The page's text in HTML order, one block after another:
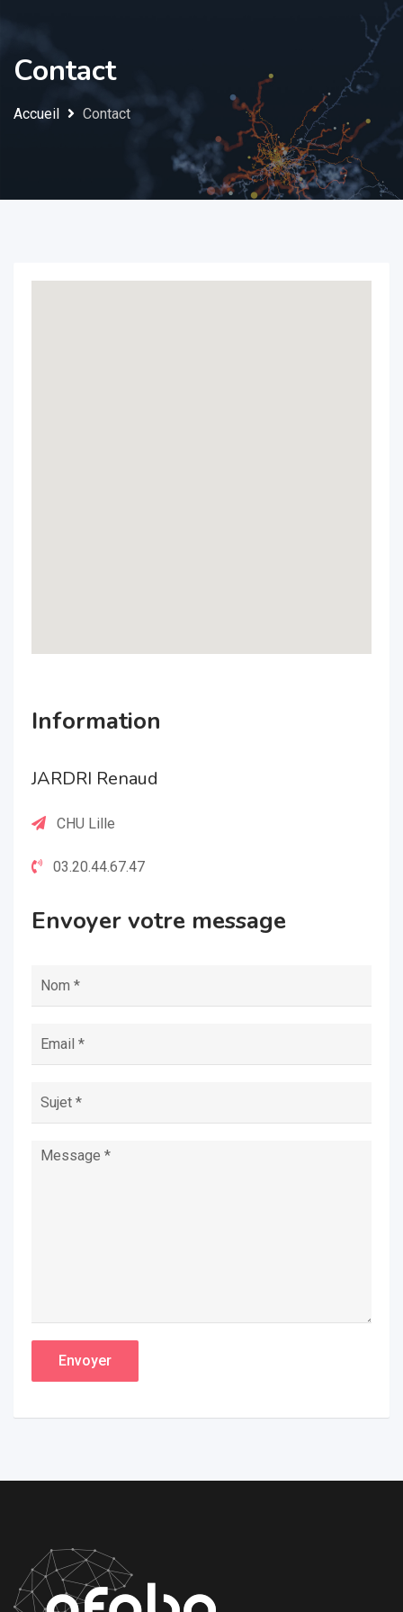
Contact
Accueil Contact
Information
JARDRI Renaud
CHU Lille
03.20.44.67.47
Envoyer votre message
Envoyer